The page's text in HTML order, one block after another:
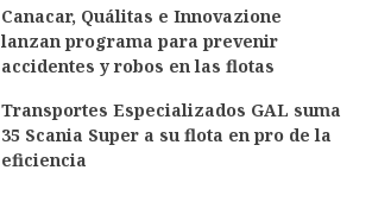
Canacar, Quálitas e Innovazione
lanzan programa para prevenir
accidentes y robos en las flotas
Transportes Especializados GAL suma
35 Scania Super a su flota en pro de la
eficiencia